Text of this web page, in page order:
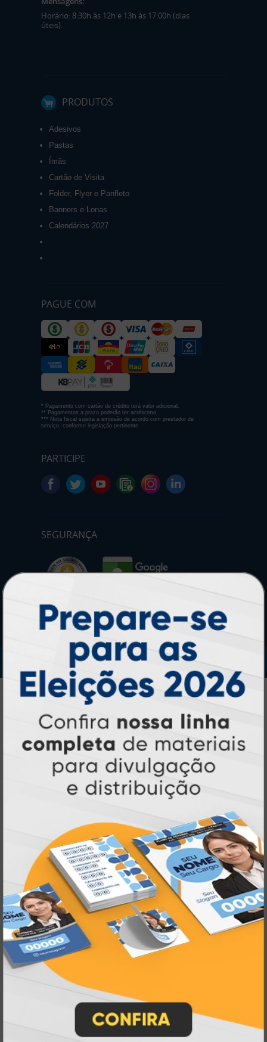
Horário: 8:30h às 12h e 13h às 17:00h (dias
úteis).
PRODUTOS
Adesivos
Pastas
Ímãs
Cartão de Visita
Folder, Flyer e Panfleto
Banners e Lonas
Calendários 2027
PAGUE COM
* Pagamento com cartão de crédito terá valor adicional.
** Pagamentos a prazo poderão ter acréscimo.
*** Nota fiscal sujeita a emissão de acordo com prestador de
serviço, conforme legislação pertinente.
PARTICIPE
SEGURANÇA
IMPRA INDUSTRIA GRAFICA LTDA | CNPJ: 28.045.354/0002-52
Atual Card © 2026. Todos os direitos reservados.
Atual Card: A Gráfica Pioneira em
Personalização Online
Atual Card é referência em impressão
gráfica online no Brasil, oferecendo uma
ampla variedade de produtos e soluções para
atender profissionais autônomos, empresas e
revendedores gráficos. Comquase três
impressão sob demanda,
investindo continuamente emtecnologia,
inovação e personalizaçãopara entregar
qualidade, agilidade e a melhor
experiênciaaos nossos clientes.
Pioneirismo e Inovação em
Impressão personalizada
Muito antes de termos comográfica online,
impressão sob demanda e web to print
se
popularizarem, aAtual Card já estava
transformando o mercado gráfico
continuamente
de pontapara garantir a melhor experiência
produtos personalizados e impressão
online
. Tudo isso para oferecer
agilidade,
qualidade e soluções inteligentes
atendem às suas necessidades.